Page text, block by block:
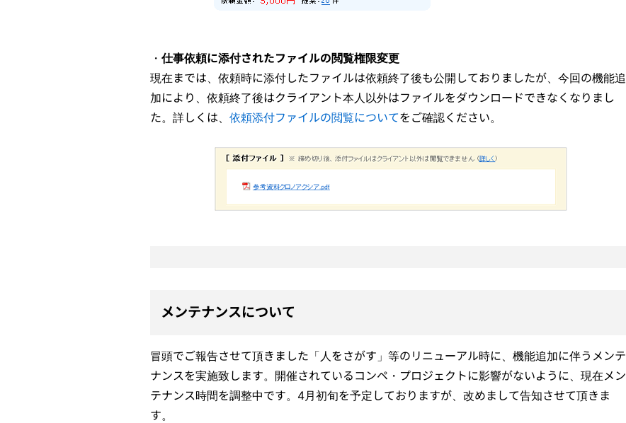
・ 仕事依頼に添付されたファイルの閲覧権限変更
現在までは、依頼時に添付したファイルは依頼終了後も公開しておりましたが、今回の機能追
加により、依頼終了後はクライアント本人以外はファイルをダウンロードできなくなりまし
た。詳しくは、 依頼添付ファイルの閲覧についてをご確認ください。
メンテナンスについて
冒頭でご報告させて頂きました「人をさがす」等のリニューアル時に、機能追加に伴うメンテ
ナンスを実施致します。開催されているコンペ・プロジェクトに影響がないように、現在メン
テナンス時間を調整中です。4月初旬を予定しておりますが、改めまして告知させて頂きま
す。